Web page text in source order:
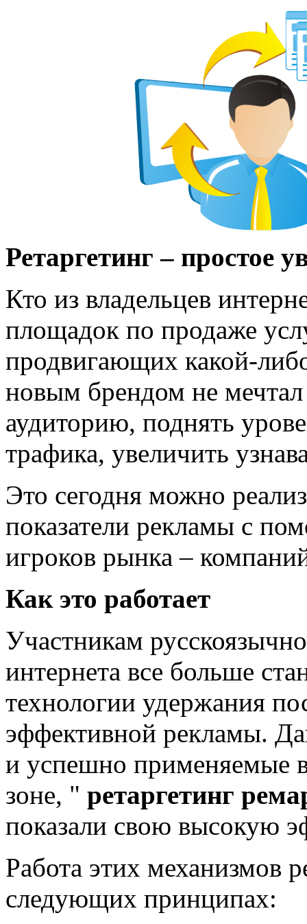
Ретаргетинг – простое
Кто из владельцев
площадок по продаже
продвигающих какой-
новым брендом не
аудиторию, поднять
трафика, увеличить
Это сегодня можно
показатели рекламы с
игроков рынка –
Как это работает
Участникам
интернета все больше
технологии удержания
эффективной рекламы.
и успешно применяемые
зоне, " ретаргетинг
показали свою высокую
Работа этих механизмов
следующих принципах: